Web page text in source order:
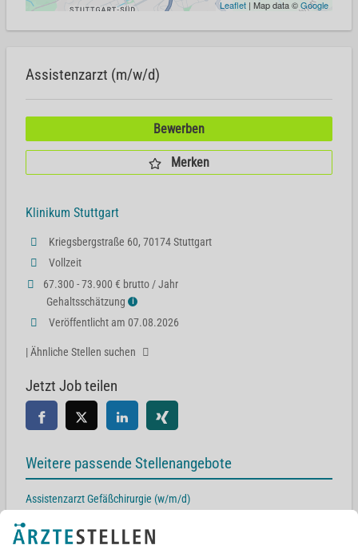
Leaflet | Map data ©Google
Assistenzarzt (m/w/d)
Bewerben
Merken
Klinikum Stuttgart
Kriegsbergstraße 60, 70174 Stuttgart
Vollzeit
67.300 - 73.900 € brutto / Jahr
Gehaltsschätzung
ℹ
Veröffentlicht am 07.08.2026
| Ähnliche Stellen suchen
Jetzt Job teilen
Weitere passende Stellenangebote
Assistenzarzt Gefäßchirurgie (w/m/d)